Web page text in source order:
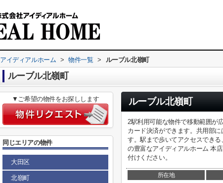
アイディアルホーム > 物件一覧 > ルーブル北嶺町
ルーブル北嶺町
ルーブル北嶺町
2駅利用可能な物件で移動範囲が
カード決済ができます。共用部
す。駅まで歩いてアクセスでき
の豊富なアイディアルホーム 本
付けください。
所在地
▼ご希望の物件をお探しします
同じエリアの物件
大田区
北嶺町